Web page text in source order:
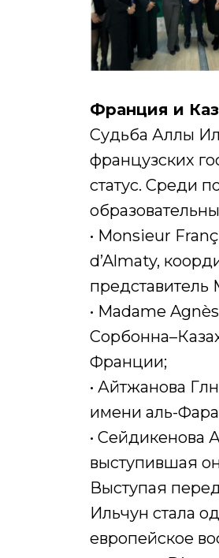
Франция и
Судьба Аллы
французских
статус. Среди
• Monsieur
d’Almaty,
• Madame
Франции;
• Айтжанова
имени аль-
• Сейдикенова
выступившая
Выступая
Ильчун стала
европейское